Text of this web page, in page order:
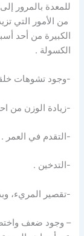
للمعدة بالمرور
من الأمور التي
الكبيرة من أحد
الكسولة .
-وجود تشوهات
-زيادة الوزن من
-التقدم في العمر .
-التدخين .
-تقصير المريء،
– وجود ضعف